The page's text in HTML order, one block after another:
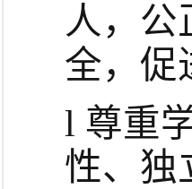
人， 公
全， 促
l 尊重
性、独